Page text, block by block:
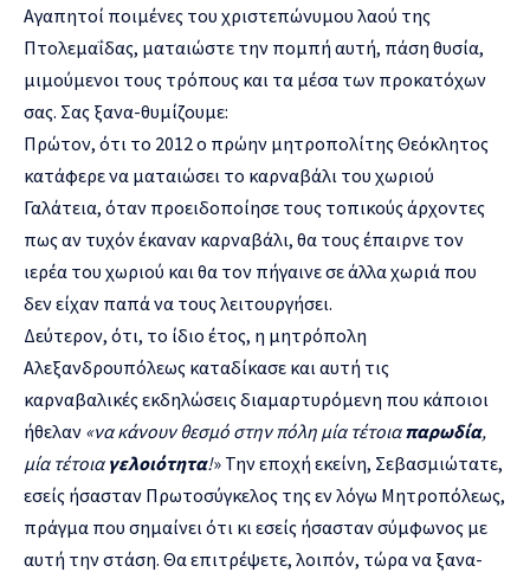
Αγαπητοί ποιμένες του χριστεπώνυμου λαού της
Πτολεμαΐδας, ματαιώστε την πομπή αυτή, πάση θυσία,
μιμούμενοι τους τρόπους και τα μέσα των προκατόχων
σας. Σας ξανα-θυμίζουμε:
Πρώτον, ότι το 2012 ο πρώην μητροπολίτης Θεόκλητος
κατάφερε να ματαιώσει το καρναβάλι του χωριού
Γαλάτεια, όταν προειδοποίησε τους τοπικούς άρχοντες
πως αν τυχόν έκαναν καρναβάλι, θα τους έπαιρνε τον
ιερέα του χωριού και θα τον πήγαινε σε άλλα χωριά που
δεν είχαν παπά να τους λειτουργήσει.
Δεύτερον, ότι, το ίδιο έτος, η μητρόπολη
Αλεξανδρουπόλεως καταδίκασε και αυτή τις
καρναβαλικές εκδηλώσεις διαμαρτυρόμενη που κάποιοι
ήθελαν «να κάνουν θεσμό στην πόλη μία τέτοια παρωδία,
μία τέτοια γελοιότητα!» Την εποχή εκείνη, Σεβασμιώτατε,
εσείς ήσασταν Πρωτοσύγκελος της εν λόγω Μητροπόλεως,
πράγμα που σημαίνει ότι κι εσείς ήσασταν σύμφωνος με
αυτή την στάση. Θα επιτρέψετε, λοιπόν, τώρα να ξανα-